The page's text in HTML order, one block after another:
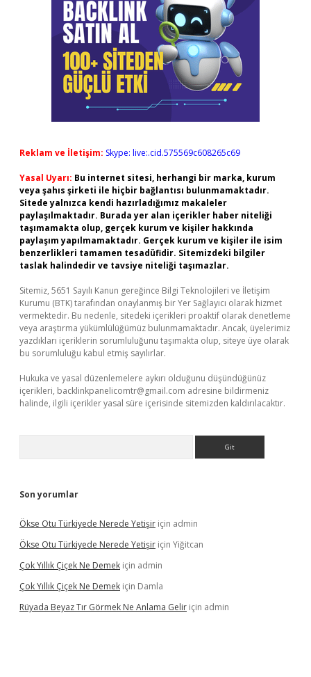
Reklam ve İletişim: Skype: live:.cid.575569c608265c69
Yasal Uyarı: Bu internet sitesi, herhangi bir marka, kurum
veya şahıs şirketi ile hiçbir bağlantısı bulunmamaktadır.
Sitede yalnızca kendi hazırladığımız makaleler
paylaşılmaktadır. Burada yer alan içerikler haber niteliği
taşımamakta olup, gerçek kurum ve kişiler hakkında
paylaşım yapılmamaktadır. Gerçek kurum ve kişiler ile isim
benzerlikleri tamamen tesadüfidir. Sitemizdeki bilgiler
taslak halindedir ve tavsiye niteliği taşımazlar.
Sitemiz, 5651 Sayılı Kanun gereğince Bilgi Teknolojileri ve İletişim
Kurumu (BTK) tarafından onaylanmış bir Yer Sağlayıcı olarak hizmet
vermektedir. Bu nedenle, sitedeki içerikleri proaktif olarak denetleme
veya araştırma yükümlülüğümüz bulunmamaktadır. Ancak, üyelerimiz
yazdıkları içeriklerin sorumluluğunu taşımakta olup, siteye üye olarak
bu sorumluluğu kabul etmiş sayılırlar.
Hukuka ve yasal düzenlemelere aykırı olduğunu düşündüğünüz
içerikleri, backlinkpanelicomtr@gmail.com adresine bildirmeniz
halinde, ilgili içerikler yasal süre içerisinde sitemizden kaldırılacaktır.
Son yorumlar
Ökse Otu Türkiyede Nerede Yetişir için admin
Ökse Otu Türkiyede Nerede Yetişir için Yiğitcan
Çok Yıllık Çiçek Ne Demek için admin
Çok Yıllık Çiçek Ne Demek için Damla
Rüyada Beyaz Tır Görmek Ne Anlama Gelir için admin